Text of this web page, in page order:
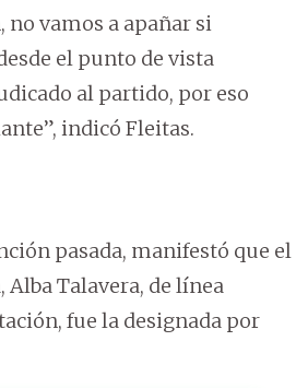
vamos a apañar si
el punto de vista
al partido, por eso
indicó Fleitas.
pasada, manifestó que el
Talavera, de línea
fue la designada por